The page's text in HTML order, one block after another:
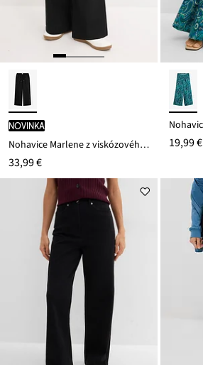
novinka
Nohavice Marlene z viskózového mixu
33,99 €
19,99 €